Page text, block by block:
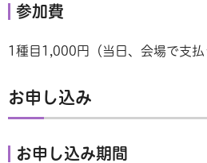
参加費
1種目1,000円（当日、会場で支払
お申し込み
お申し込み期間